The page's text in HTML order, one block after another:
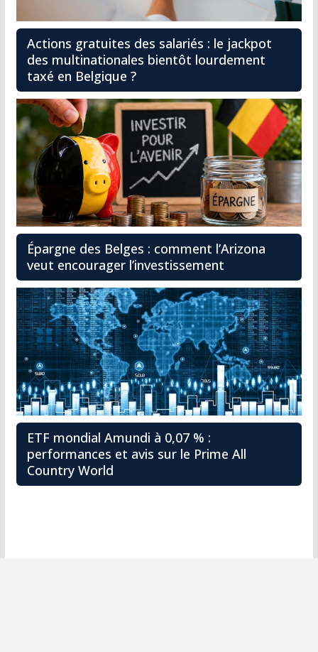
Actions gratuites des salariés : le jackpot
des multinationales bientôt lourdement
taxé en Belgique ?
Épargne des Belges : comment l’Arizona
veut encourager l’investissement
ETF mondial Amundi à 0,07 % :
performances et avis sur le Prime All
Country World